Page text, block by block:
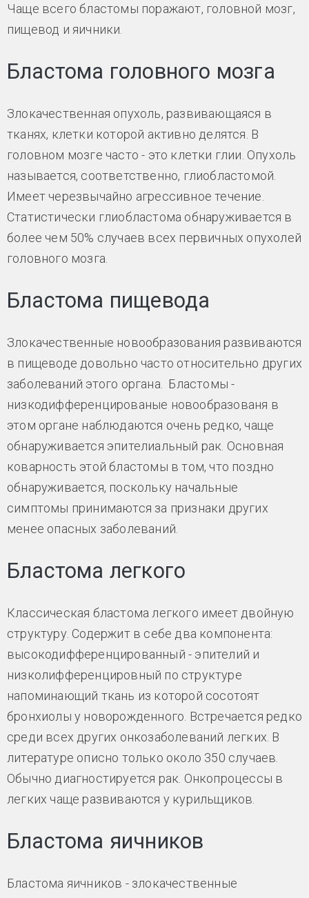
Чаще всего бластомы поражают, головной мозг,
пищевод и яичники.
Бластома головного мозга
Злокачественная опухоль, развивающаяся в
тканях, клетки которой активно делятся. В
головном мозге часто - это клетки глии. Опухоль
называется, соответственно, глиобластомой.
Имеет черезвычайно агрессивное течение.
Статистически глиобластома обнаруживается в
более чем 50% случаев всех первичных опухолей
головного мозга.
Бластома пищевода
Злокачественные новообразования развиваются
в пищеводе довольно часто относительно других
заболеваний этого органа. Бластомы -
низкодифференцированые новообразованя в
этом органе наблюдаются очень редко, чаще
обнаруживается эпителиальный рак. Основная
коварность этой бластомы в том, что поздно
обнаруживается, поскольку начальные
симптомы принимаются за признаки других
менее опасных заболеваний.
Бластома легкого
Классическая бластома легкого имеет двойную
структуру. Содержит в себе два компонента:
высокодифференцированный - эпителий и
низколифференцировный по структуре
напоминающий ткань из которой сосотоят
бронхиолы у новорожденного. Встречается редко
среди всех других онкозаболеваний легких. В
литературе описно только около 350 случаев.
Обычно диагностируется рак. Онкопроцессы в
легких чаще развиваются у курильщиков.
Бластома яичников
Бластома яичников - злокачественные